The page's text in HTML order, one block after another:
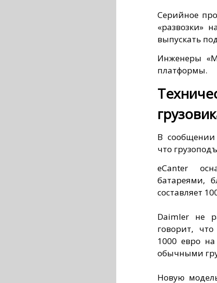
Серийное
«развозки»
выпускать
Инженеры
платформы.
В сообщении
что
eCanter
батареями,
составляет
Daimler не
говорит,
1000 евро
обычными
Новую